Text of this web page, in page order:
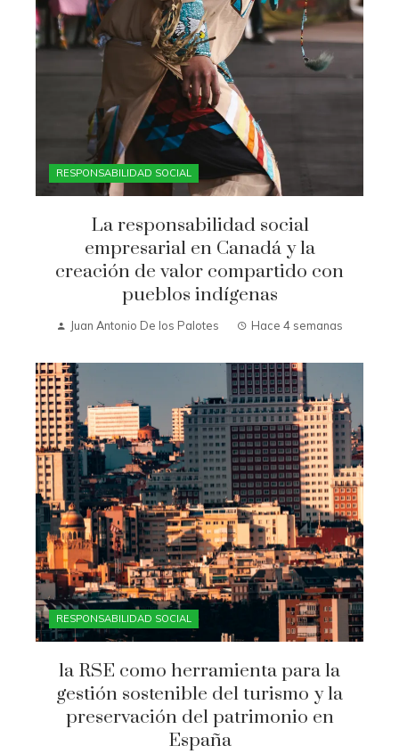
RESPONSABILIDAD SOCIAL
La responsabilidad social
empresarial en Canadá y la
creación de valor compartido con
pueblos indígenas
Juan Antonio De los Palotes Hace 4 semanas
RESPONSABILIDAD SOCIAL
la RSE como herramienta para la
gestión sostenible del turismo y la
preservación del patrimonio en
España